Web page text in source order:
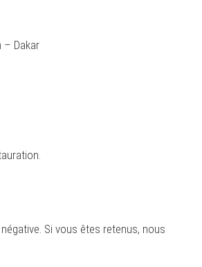
– Dakar
Si vous êtes retenus, nous